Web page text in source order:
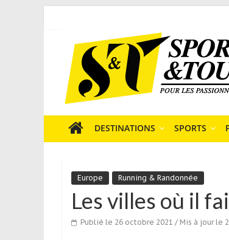
content
Tourisme
est
un
média
sur
sportif
qui
s’adresse
aux
DESTINATIONS SPORTS
Europe Running & Randonnée
Les villes où il
Publié le 26 octobre 2021 / Mis à jour le